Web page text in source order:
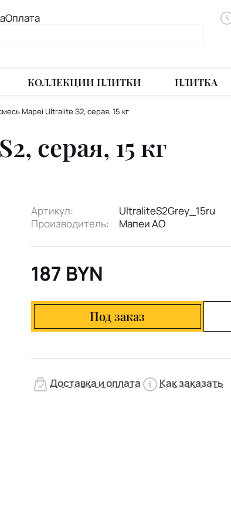
Оплата
КОЛЛЕКЦИИ ПЛИТКИ ПЛИТКА
Mapei Ultralite S2, серая, 15 кг
серая, 15 кг
Артикул:
UltraliteS2Grey_15ru
Производитель:
Мапеи АО
187 BYN
Под заказ
Доставка и оплата Как заказать